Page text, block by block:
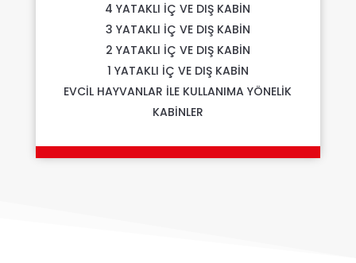
4 YATAKLI İÇ VE DIŞ KABİN
3 YATAKLI İÇ VE DIŞ KABİN
2 YATAKLI İÇ VE DIŞ KABİN
1 YATAKLI İÇ VE DIŞ KABİN
EVCİL HAYVANLAR İLE KULLANIMA YÖNELİK
KABİNLER